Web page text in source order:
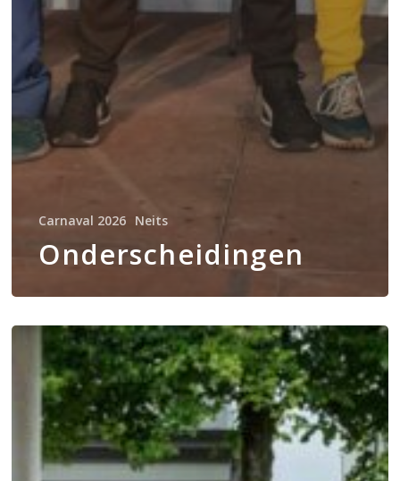
Carnaval 2026 Neits
Onderscheidingen
Vette
tijdens
Snertconcert?!